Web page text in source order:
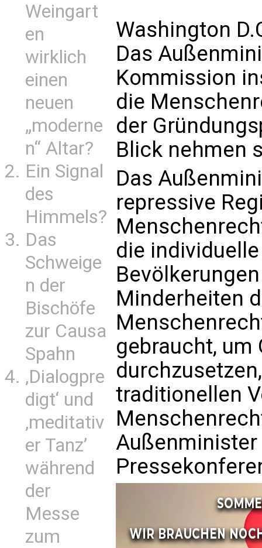
Weingart
en
wirklich
einen
neuen
„moderne
n“ Altar?
Ein Signal
des
Himmels?
Das
Schweige
n der
Bischöfe
zur Causa
Spahn
‚Dialogpre
digt‘ und
‚meditativ
er Tanz’
während
der
Messe
zum
Washington
Das
Kommission
die
der
Blick nehmen
Das
repressive
die
Minderheiten
gebraucht, um
traditionellen